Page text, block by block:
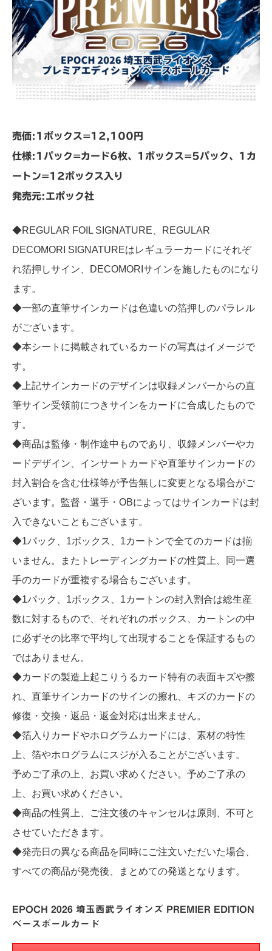
売価:1ボックス=12,100円
仕様:1パック=カード6枚、1ボックス=5パック、1カ
ートン=12ボックス入り
発売元:エポック社
◆REGULAR FOIL SIGNATURE、REGULAR
DECOMORI SIGNATUREはレギュラーカードにそれぞ
れ箔押しサイン、DECOMORIサインを施したものになり
ます。
◆一部の直筆サインカードは色違いの箔押しのパラレル
がございます。
◆本シートに掲載されているカードの写真はイメージで
す。
◆上記サインカードのデザインは収録メンバーからの直
筆サイン受領前につきサインをカードに合成したもので
す。
◆商品は監修・制作途中ものであり、収録メンバーやカ
ードデザイン、インサートカードや直筆サインカードの
封入割合を含む仕様等が予告無しに変更となる場合がご
ざいます。監督・選手・OBによってはサインカードは封
入できないこともございます。
◆1パック、1ボックス、1カートンで全てのカードは揃
いません。またトレーディングカードの性質上、同一選
手のカードが重複する場合もございます。
◆1パック、1ボックス、1カートンの封入割合は総生産
数に対するもので、それぞれのボックス、カートンの中
に必ずその比率で平均して出現することを保証するもの
ではありません。
◆カードの製造上起こりうるカード特有の表面キズや擦
れ、直筆サインカードのサインの擦れ、キズのカードの
修復・交換・返品・返金対応は出来ません。
◆箔入りカードやホログラムカードには、素材の特性
上、箔やホログラムにスジが入ることがございます。
予めご了承の上、お買い求めください。予めご了承の
上、お買い求めください。
◆商品の性質上、ご注文後のキャンセルは原則、不可と
させていただきます。
◆発売日の異なる商品を同時にご注文いただいた場合、
すべての商品が発売後、まとめての発送となります。
EPOCH 2026 埼玉西武ライオンズ PREMIER EDITION
ベースボールカード